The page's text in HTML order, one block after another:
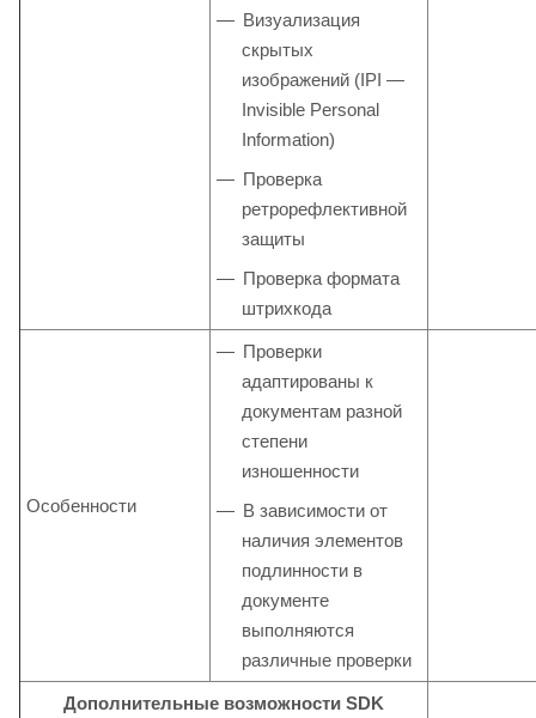
Визуализация
скрытых
изображений (IPI —
Invisible Personal
Information)
Проверка
ретрорефлективной
защиты
Проверка формата
штрихкода
Особенности
Проверки
адаптированы к
документам разной
степени
изношенности
В зависимости от
наличия элементов
подлинности в
документе
выполняются
различные проверки
Дополнительные возможности SDK